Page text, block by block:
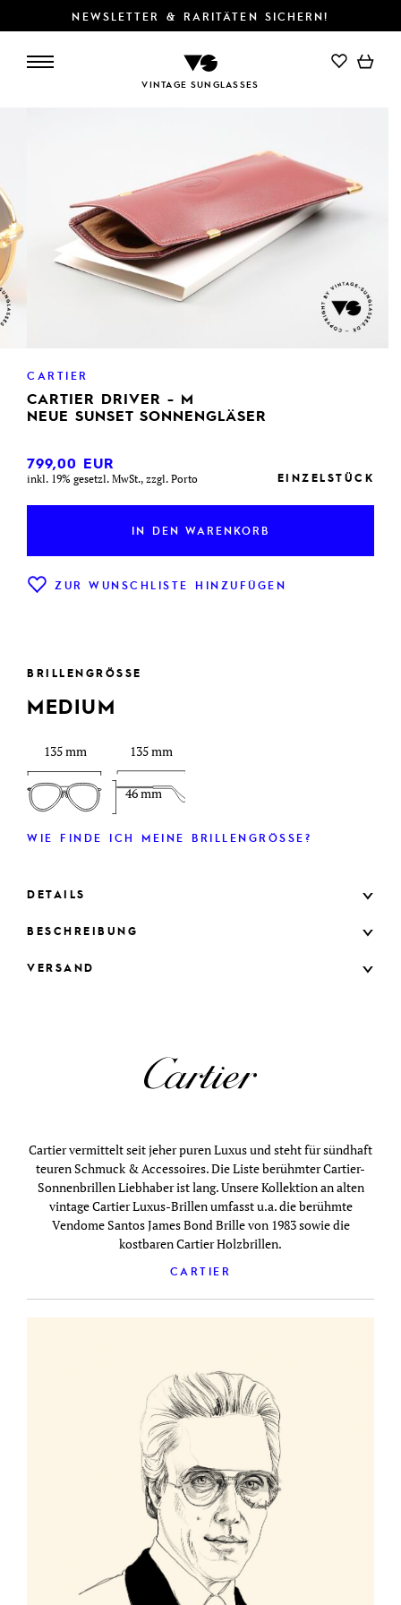
NEWSLETTER & RARITÄTEN SICHERN!
VINTAGE SUNGLASSES
IN DEN WARENKORB
CARTIER
CARTIER DRIVER - M
NEUE SUNSET SONNENGLÄSER
799,00 EUR
inkl. 19% gesetzl. MwSt., zzgl. Porto EINZELSTÜCK
IN DEN WARENKORB
ZUR WUNSCHLISTE HINZUFÜGEN
BRILLENGRÖSSE
MEDIUM
135 mm
46 mm
135 mm
WIE FINDE ICH MEINE BRILLENGRÖSSE?
DETAILS
BESCHREIBUNG
VERSAND
Cartier vermittelt seit jeher puren Luxus und steht für sündhaft
teuren Schmuck & Accessoires. Die Liste berühmter Cartier-
Sonnenbrillen Liebhaber ist lang. Unsere Kollektion an alten
vintage Cartier Luxus-Brillen umfasst u.a. die berühmte
Vendome Santos James Bond Brille von 1983 sowie die
kostbaren Cartier Holzbrillen.
CARTIER